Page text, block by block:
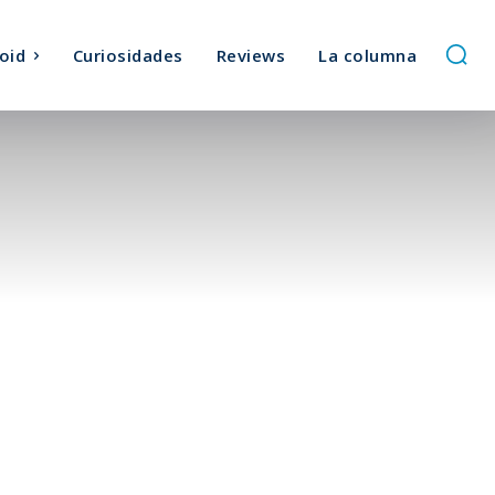
Curiosidades Reviews La columna